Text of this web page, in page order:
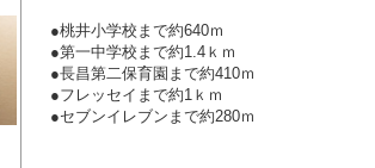
●桃井小学校まで約640ｍ
●第一中学校まで約1.4ｋｍ
●長昌第二保育園まで約410ｍ
●フレッセイまで約1ｋｍ
●セブンイレブンまで約280ｍ